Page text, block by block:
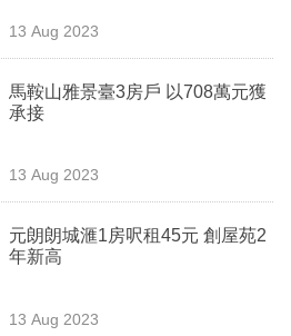
13 Aug 2023
馬鞍山雅景臺3房戶 以708萬元獲
承接
13 Aug 2023
元朗朗城滙1房呎租45元 創屋苑2
年新高
13 Aug 2023